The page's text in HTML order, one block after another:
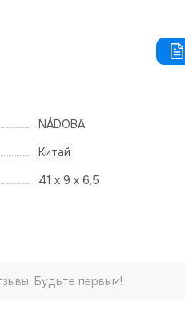
NÁDOBA
Китай
41 x 9 x 6,5
Будьте первым!